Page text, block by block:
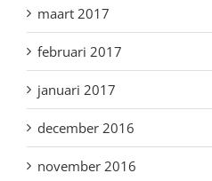
maart 2017
februari 2017
januari 2017
december 2016
november 2016